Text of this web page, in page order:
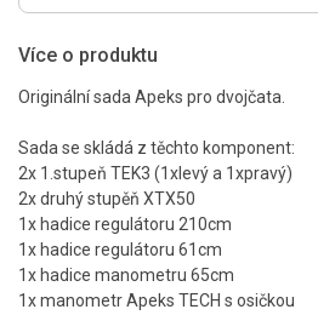
Více o produktu
Originální sada Apeks pro dvojčata.
Sada se skládá z těchto komponent:
2x 1.stupeň TEK3 (1xlevý a 1xpravý)
2x druhý stupěň XTX50
1x hadice regulátoru 210cm
1x hadice regulátoru 61cm
1x hadice manometru 65cm
1x manometr Apeks TECH s osičkou